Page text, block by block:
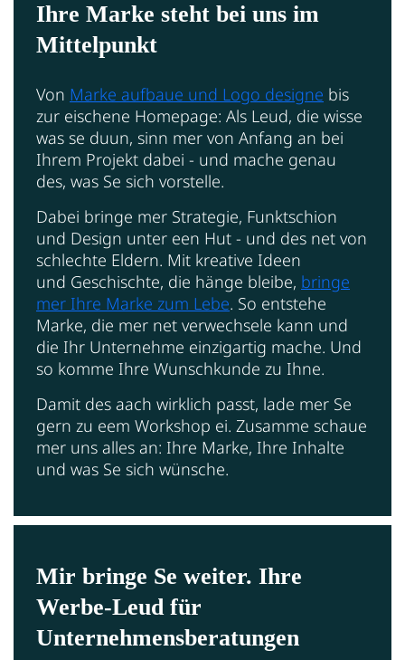
Ihre Marke steht bei uns im
Mittelpunkt
Von Marke aufbaue und Logo designe bis
zur eischene Homepage: Als Leud, die wisse
was se duun, sinn mer von Anfang an bei
Ihrem Projekt dabei - und mache genau
des, was Se sich vorstelle.
Dabei bringe mer Strategie, Funktschion
und Design unter een Hut - und des net von
schlechte Eldern. Mit kreative Ideen
und Geschischte, die hänge bleibe, bringe
mer Ihre Marke zum Lebe. So entstehe
Marke, die mer net verwechsele kann und
die Ihr Unternehme einzigartig mache. Und
so komme Ihre Wunschkunde zu Ihne.
Damit des aach wirklich passt, lade mer Se
gern zu eem Workshop ei. Zusamme schaue
mer uns alles an: Ihre Marke, Ihre Inhalte
und was Se sich wünsche.
Mir bringe Se weiter. Ihre
Werbe-Leud für
Unternehmensberatungen